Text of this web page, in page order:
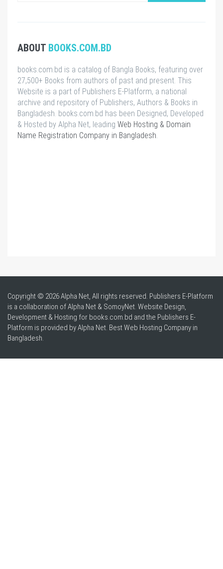
ABOUT BOOKS.COM.BD
books.com.bd is a catalog of Bangla Books, featuring over
27,500+ Books from authors of past and present. This
Website is a part of Publishers E-Platform, a national
archive and repository of Publishers, Authors & Books in
Bangladesh. books.com.bd has been Designed, Developed
& Hosted by Alpha Net, leading Web Hosting & Domain
Name Registration Company in Bangladesh
Copyright © 2026 Alpha Net, All rights reserved. Publishers E-Platform
is a collaboration of Alpha Net & SomoyNet. Website Design,
Development & Hosting for books.com.bd and the Publishers E-
Platform is provided by Alpha Net. BestWeb Hosting Company in
Bangladesh.